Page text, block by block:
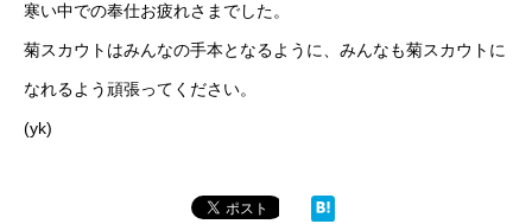
寒い中での奉仕お疲れさまでした。
菊スカウトはみんなの手本となるように、みんなも菊スカウトに
なれるよう頑張ってください。
(yk)